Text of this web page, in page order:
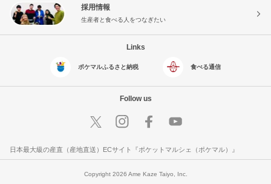
採用情報
生産者と食べる人をつなぎたい
Links
ポケマルふるさと納税 食べる通信
Follow us
日本最大級の産直（産地直送）ECサイト『ポケットマルシェ（ポケマル）』
Copyright 2026 Ame Kaze Taiyo, Inc.